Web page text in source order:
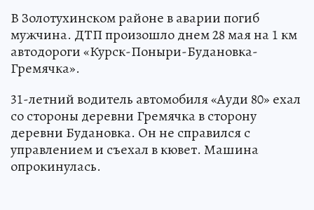
В Золотухинском районе в аварии погиб
мужчина. ДТП произошло днем 28 мая на 1 км
автодороги «Курск-Поныри-Будановка-
Гремячка».
31-летний водитель автомобиля «Ауди 80» ехал
со стороны деревни Гремячка в сторону
деревни Будановка. Он не справился с
управлением и съехал в кювет. Машина
опрокинулась.